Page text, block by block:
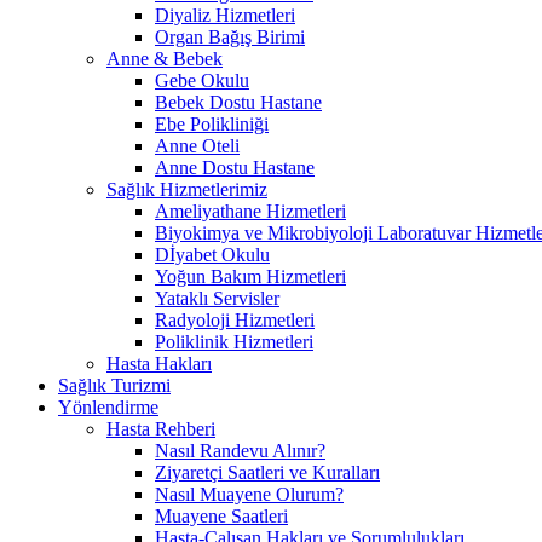
Diyaliz Hizmetleri
Organ Bağış Birimi
Anne & Bebek
Gebe Okulu
Bebek Dostu Hastane
Ebe Polikliniği
Anne Oteli
Anne Dostu Hastane
Sağlık Hizmetlerimiz
Ameliyathane Hizmetleri
Biyokimya ve Mikrobiyoloji Laboratuvar
Dİyabet Okulu
Yoğun Bakım Hizmetleri
Yataklı Servisler
Radyoloji Hizmetleri
Poliklinik Hizmetleri
Hasta Hakları
Sağlık Turizmi
Yönlendirme
Hasta Rehberi
Nasıl Randevu Alınır?
Ziyaretçi Saatleri ve Kuralları
Nasıl Muayene Olurum?
Muayene Saatleri
Hasta-Çalışan Hakları ve Sorumlulukları